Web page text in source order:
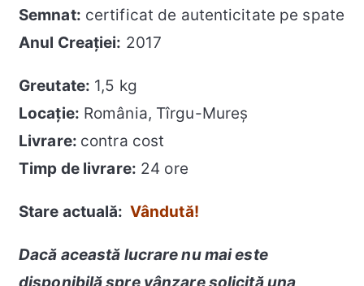
Semnat: certificat de autenticitate pe spate
Anul Creației: 2017
Greutate: 1,5 kg
Locație: România, Tîrgu-Mureș
Livrare: contra cost
Timp de livrare: 24 ore
Stare actuală: Vândută!
Dacă această lucrare nu mai este